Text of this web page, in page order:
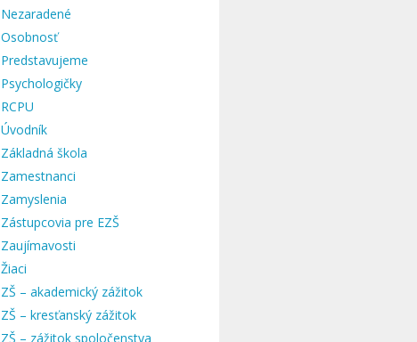
Nezaradené
Osobnosť
Predstavujeme
Psychologičky
RCPU
Úvodník
Základná škola
Zamestnanci
Zamyslenia
Zástupcovia pre EZŠ
Zaujímavosti
Žiaci
ZŠ – akademický zážitok
ZŠ – kresťanský zážitok
ZŠ – zážitok spoločenstva